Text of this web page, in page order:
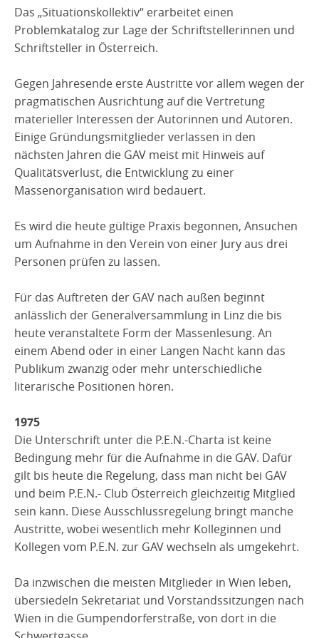
Das „Situationskollektiv“ erarbeitet einen
Problemkatalog zur Lage der Schriftstellerinnen und
Schriftsteller in Österreich.
Gegen Jahresende erste Austritte vor allem wegen der
pragmatischen Ausrichtung auf die Vertretung
materieller Interessen der Autorinnen und Autoren.
Einige Gründungsmitglieder verlassen in den
nächsten Jahren die GAV meist mit Hinweis auf
Qualitätsverlust, die Entwicklung zu einer
Massenorganisation wird bedauert.
Es wird die heute gültige Praxis begonnen, Ansuchen
um Aufnahme in den Verein von einer Jury aus drei
Personen prüfen zu lassen.
Für das Auftreten der GAV nach außen beginnt
anlässlich der Generalversammlung in Linz die bis
heute veranstaltete Form der Massenlesung. An
einem Abend oder in einer Langen Nacht kann das
Publikum zwanzig oder mehr unterschiedliche
literarische Positionen hören.
1975
Die Unterschrift unter die P.E.N.-Charta ist keine
Bedingung mehr für die Aufnahme in die GAV. Dafür
gilt bis heute die Regelung, dass man nicht bei GAV
und beim P.E.N.- Club Österreich gleichzeitig Mitglied
sein kann. Diese Ausschlussregelung bringt manche
Austritte, wobei wesentlich mehr Kolleginnen und
Kollegen vom P.E.N. zur GAV wechseln als umgekehrt.
Da inzwischen die meisten Mitglieder in Wien leben,
übersiedeln Sekretariat und Vorstandssitzungen nach
Wien in die Gumpendorferstraße, von dort in die